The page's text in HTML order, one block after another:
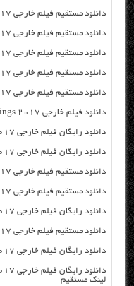
دانلود مستقیم فیلم خارجی From Straight As 2017 از سرور سایت
دانلود مستقیم فیلم خارجی Zeroville 2017 از سرور سایت
دانلود مستقیم فیلم خارجی The Mummy 2017 از سرور سایت
دانلود مستقیم فیلم خارجی The Fate of the Furious 2017 از سرور سایت
دانلود مستقیم فیلم خارجی Running Wild 2017 از سرور سایت
دانلود فیلم خارجی Rings 2017 از سرور سایت
دانلود رایگان فیلم خارجی Dunkirk 2017 با لینک مستقیم
دانلود رایگان فیلم خارجی Eloise 2017 با لینک مستقیم
دانلود مستقیم فیلم خارجی Essex Heist 2017 از سرور سایت
دانلود مستقیم فیلم خارجی Get the Girl 2017 از سرور سایت
دانلود رایگان فیلم خارجی iBoy 2017 با لینک مستقیم
دانلود مستقیم فیلم خارجی Justice League Dark 2017 از سرور سایت
دانلود رایگان فیلم خارجی Split 2017 با لینک مستقیم
لینک مستقیم